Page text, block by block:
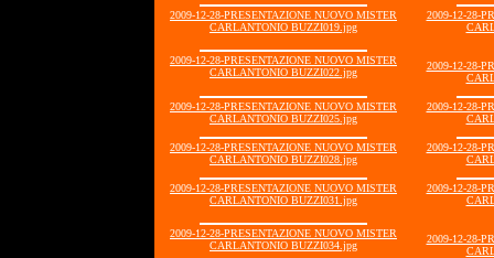
2009-12-28-PRESENTAZIONE NUOVO MISTER
CARLANTONIO BUZZI019.jpg
2009-12-28-
2009-12-28-PRESENTAZIONE NUOVO MISTER
CARLANTONIO BUZZI022.jpg
2009-12-28-
2009-12-28-PRESENTAZIONE NUOVO MISTER
CARLANTONIO BUZZI025.jpg
2009-12-28-
2009-12-28-PRESENTAZIONE NUOVO MISTER
CARLANTONIO BUZZI028.jpg
2009-12-28-
2009-12-28-PRESENTAZIONE NUOVO MISTER
CARLANTONIO BUZZI031.jpg
2009-12-28-
2009-12-28-PRESENTAZIONE NUOVO MISTER
CARLANTONIO BUZZI034.jpg
2009-12-28-